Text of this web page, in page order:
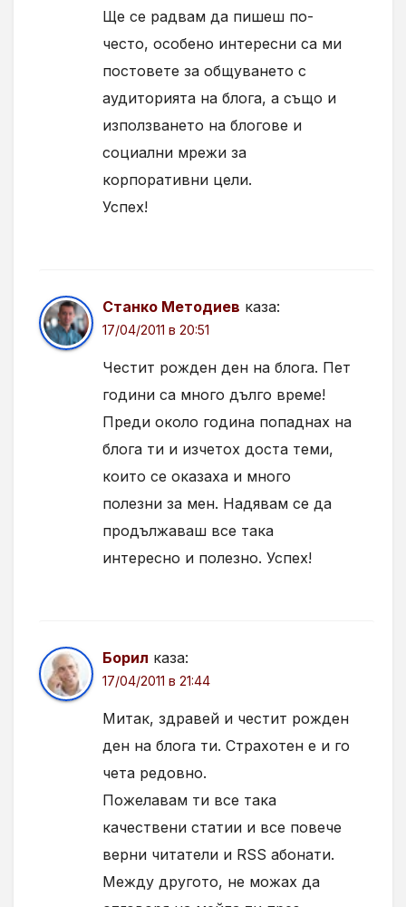
Ще се радвам да пишеш по-
често, особено интересни са ми
постовете за общуването с
аудиторията на блога, а също и
използването на блогове и
социални мрежи за
корпоративни цели.
Успех!
Станко Методиев каза:
17/04/2011 в 20:51
Честит рожден ден на блога. Пет
години са много дълго време!
Преди около година попаднах на
блога ти и изчетох доста теми,
които се оказаха и много
полезни за мен. Надявам се да
продължаваш все така
интересно и полезно. Успех!
Борил каза:
17/04/2011 в 21:44
Митак, здравей и честит рожден
ден на блога ти. Страхотен е и го
чета редовно.
Пожелавам ти все така
качествени статии и все повече
верни читатели и RSS абонати.
Между другото, не можах да